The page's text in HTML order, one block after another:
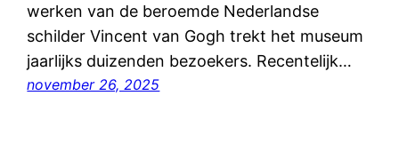
werken van de beroemde Nederlandse
schilder Vincent van Gogh trekt het museum
jaarlijks duizenden bezoekers. Recentelijk…
november 26, 2025